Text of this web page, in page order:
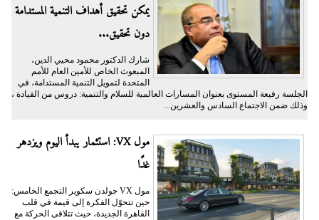
يمكن تحقيق أهداف التنمية المستدامة
دون تحقيق...
شارك الدكتور محمود محيي الدين،
المبعوث الخاص للأمين العام للأمم
المتحدة لتمويل التنمية المستدامة، في
الجلسة رفيعة المستوى بعنوان المسارات العالمية للسلام والتنمية: دروس من القيادة ،
وذلك ضمن الاجتماع السادس والعشرين...
مول VX: استثمار يبدأ اليوم ويزدهر
غدًا
مول VX جولدن سكوير التجمع الخامس:
حين تتحوّل الفكرة إلى قيمة في قلب
القاهرة الجديدة، حيث تتلاقى الحركة مع